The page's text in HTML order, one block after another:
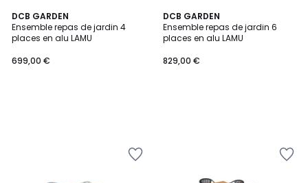
DCB GARDEN
Ensemble repas de jardin 4
places en alu LAMU
699,00 €
DCB GARDEN
Ensemble repas de jardin 6
places en alu LAMU
829,00 €